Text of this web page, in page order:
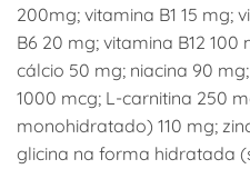
200mg; vitamina B1 15 mg;
B6 20 mg; vitamina B12
cálcio 50 mg; niacina 90
1000 mcg; L-carnitina 250
monohidratado) 110 mg;
glicina na forma hidratada